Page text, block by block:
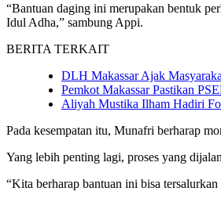
“Bantuan daging ini merupakan bentuk
Idul Adha,” sambung Appi.
BERITA TERKAIT
DLH Makassar Ajak
Pemkot Makassar Pastikan
Aliyah Mustika Ilham Hadiri
Pada kesempatan itu, Munafri berharap
Yang lebih penting lagi, proses yang
“Kita berharap bantuan ini bisa